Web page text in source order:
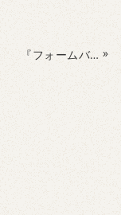
『フォームバドミントン大会＆交流会』開催します！ »